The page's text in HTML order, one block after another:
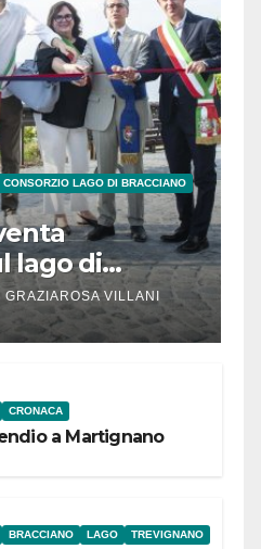
CONSORZIO LAGO DI BRACCIANO
lago di
GRAZIAROSA VILLANI
CRONACA
a Martignano
BRACCIANO LAGO TREVIGNANO